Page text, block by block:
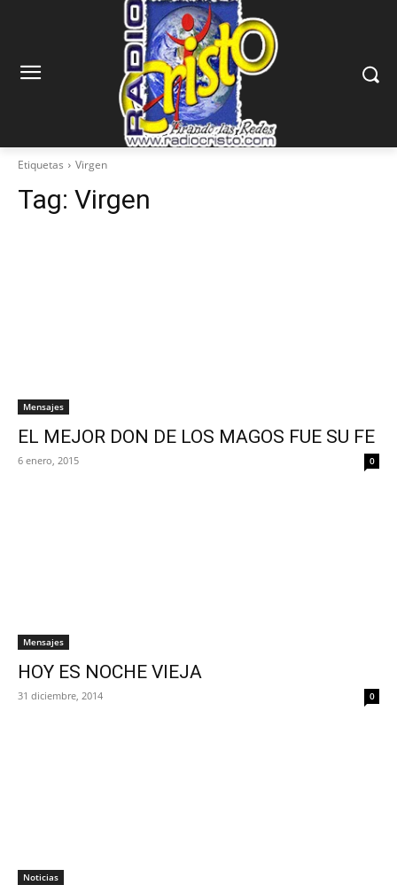
Etiquetas Virgen
Tag: Virgen
Mensajes
EL MEJOR DON DE LOS MAGOS FUE SU FE
6 enero, 2015 0
Mensajes
HOY ES NOCHE VIEJA
31 diciembre, 2014 0
Noticias